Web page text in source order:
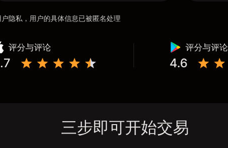
隐私，用户的具体信息已被匿名处理
评分与评论 评分与评论
4.6
三步即可开始交易